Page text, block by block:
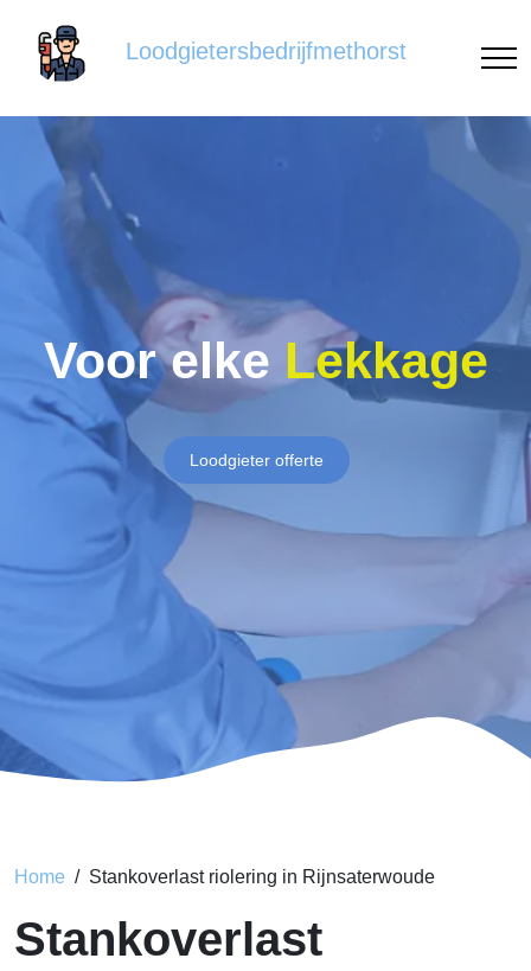
Loodgietersbedrijfmethorst
Voor elke Lekkage
Loodgieter offerte
Home Stankoverlast riolering in Rijnsaterwoude
Stankoverlast